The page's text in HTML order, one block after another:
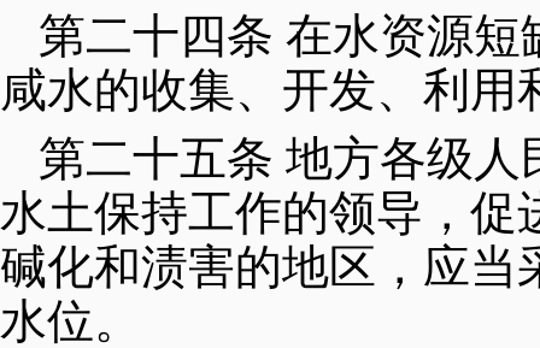
第二十四条 在水资源
咸水的收集、开发、利
第二十五条 地方各级
水土保持工作的领导，促
碱化和渍害的地区，应当
水位。